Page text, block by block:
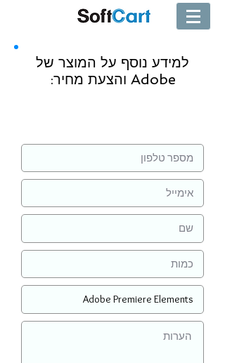
למידע נוסף על המוצר של
Adobe והצעת מחיר: